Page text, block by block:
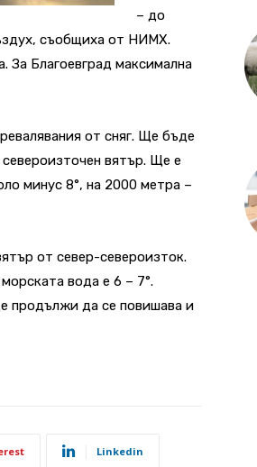
– до
съобщиха от НИМХ.
Благоевград максимална
от сняг. Ще бъде
вятър. Ще е
минус 8°, на 2000 метра –
от север-североизток.
вода е 6 – 7°.
продължи да се повишава и
Linkedin